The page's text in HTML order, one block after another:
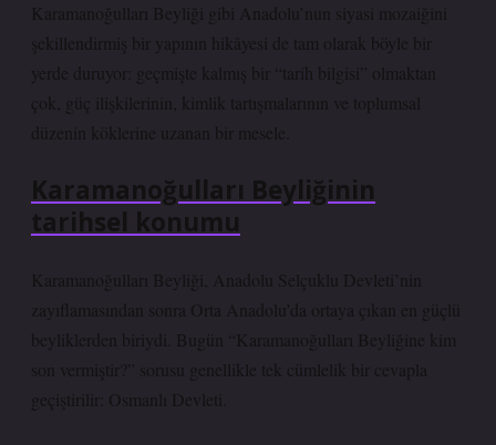
Karamanoğulları Beyliği gibi Anadolu’nun siyasi mozaiğini
şekillendirmiş bir yapının hikâyesi de tam olarak böyle bir
yerde duruyor: geçmişte kalmış bir “tarih bilgisi” olmaktan
çok, güç ilişkilerinin, kimlik tartışmalarının ve toplumsal
düzenin köklerine uzanan bir mesele.
Karamanoğulları Beyliğinin
tarihsel konumu
Karamanoğulları Beyliği, Anadolu Selçuklu Devleti’nin
zayıflamasından sonra Orta Anadolu’da ortaya çıkan en güçlü
beyliklerden biriydi. Bugün “Karamanoğulları Beyliğine kim
son vermiştir?” sorusu genellikle tek cümlelik bir cevapla
geçiştirilir: Osmanlı Devleti.